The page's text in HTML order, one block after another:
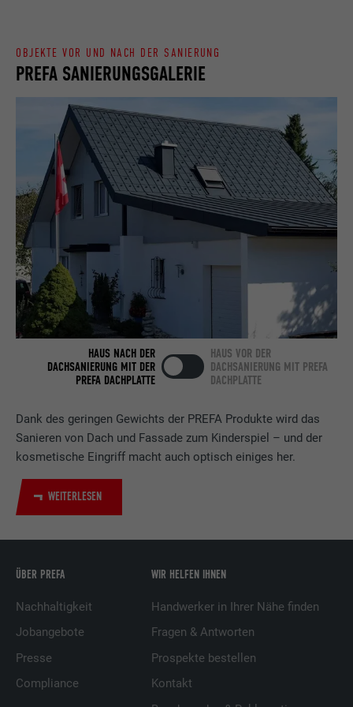
Dank des geringen Gewichts der PREFA Produkte wird das
Sanieren von Dach und Fassade zum Kinderspiel – und der
kosmetische Eingriff macht auch optisch einiges her.
WEITERLESEN
PREFA SANIERUNGSGALERIE
OBJEKTE VOR UND NACH DER SANIERUNG
HAUS NACH DER
DACHSANIERUNG MIT DER
PREFA DACHPLATTE
HAUS VOR DER
DACHSANIERUNG MIT PREFA
DACHPLATTE
ÜBER PREFA
Nachhaltigkeit
Jobangebote
Presse
Compliance
WIR HELFEN IHNEN
Handwerker in Ihrer Nähe finden
Fragen & Antworten
Prospekte bestellen
Kontakt
Anbieter LinkedIn
Laufzeit 2 Jahre
Zweck
Verwendet vom Social-Networking-Dienst
LinkedIn für die Verfolgung der
Verwendung von eingebetteten
Dienstleistungen.
Name bscookie
Anbieter LinkedIn
Verwendet vom Social-Networking-Dienst
Verwendung von eingebetteten
Dienstleistungen.
Zweck
mehreren Webseiten zu verfolgen, um
relevante Werbung basierend auf den
präsentieren.